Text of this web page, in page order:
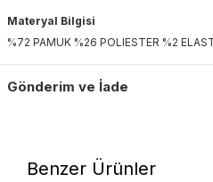
Materyal Bilgisi
%72 PAMUK %26 POLIESTER %2
Gönderim ve İade
Benzer Ürünler